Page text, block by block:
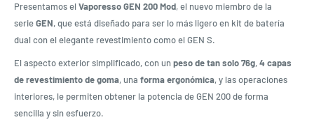
Presentamos elVaporessoGEN 200 Mod, el nuevo miembro de la
serieGEN, que está diseñado para ser lo más ligero en kit de batería
dual con el elegante revestimiento como el GEN S.
El aspecto exterior simplificado, con unpeso de tan solo 76g,4 capas
de revestimiento de goma, una forma ergonómica, y las operaciones
interiores, le permiten obtener la potencia de GEN 200 de forma
sencilla y sin esfuerzo.